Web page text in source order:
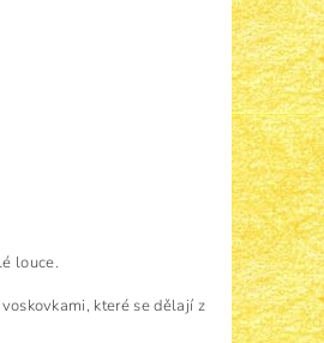
louce.
které se dělají z